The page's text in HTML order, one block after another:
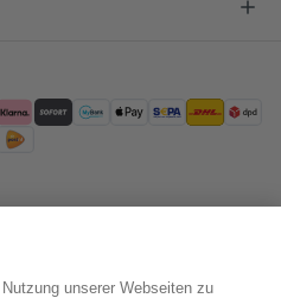
unserer Webseiten zu